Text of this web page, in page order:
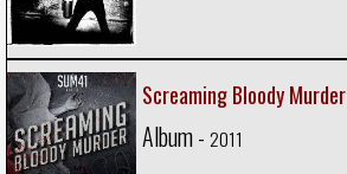
Screaming Bloody Murder
Album - 2011